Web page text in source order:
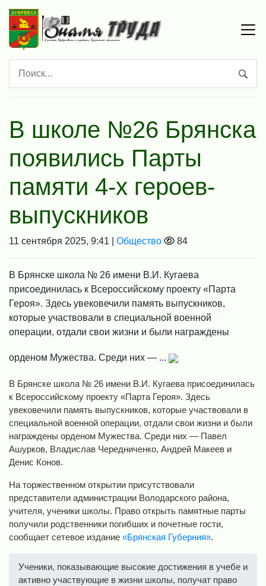
В школе №26 Брянска
появились Парты
памяти 4-х героев-
выпускников
11 сентября 2025, 9:41 | Общество 84
В Брянске школа № 26 имени В.И. Кугаева
присоединилась к Всероссийскому проекту «Парта
Героя». Здесь увековечили память выпускников,
которые участвовали в специальной военной
операции, отдали свои жизни и были награждены
орденом Мужества. Среди них — ...
В Брянске школа № 26 имени В.И. Кугаева присоединилась
к Всероссийскому проекту «Парта Героя». Здесь
увековечили память выпускников, которые участвовали в
специальной военной операции, отдали свои жизни и были
награждены орденом Мужества. Среди них — Павел
Ашурков, Владислав Чередниченко, Андрей Макеев и
Денис Конов.
На торжественном открытии присутствовали
представители администрации Володарского района,
учителя, ученики школы. Право открыть памятные парты
получили родственники погибших и почетные гости,
сообщает сетевое издание «Брянская Губерния».
Ученики, показывающие высокие достижения в учебе и
активно участвующие в жизни школы, получат право